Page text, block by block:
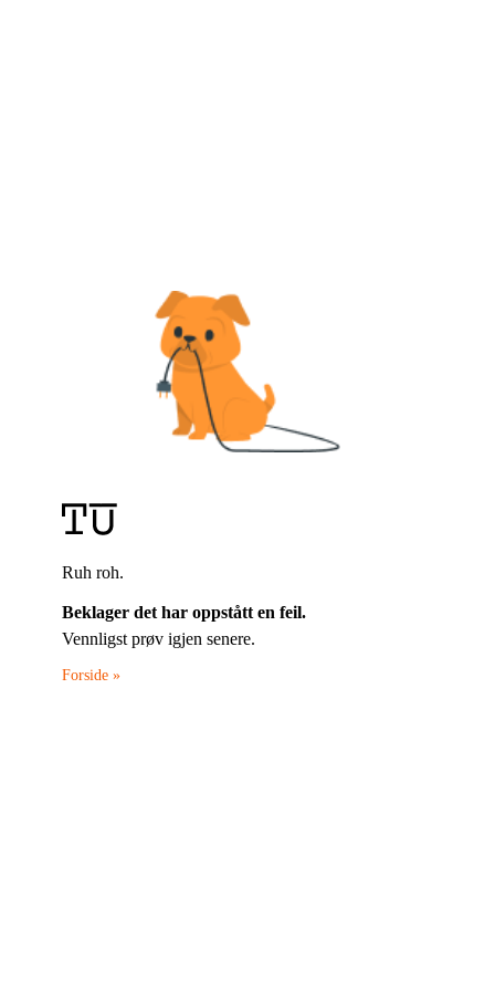
Ruh roh.
Beklager det har oppstått en feil.
Vennligst prøv igjen senere.
Forside »